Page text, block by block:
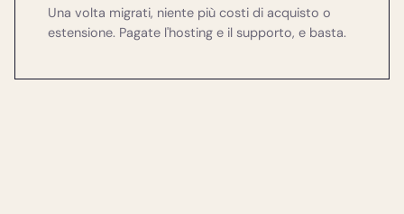
Una volta migrati, niente più costi di acquisto o
estensione. Pagate l'hosting e il supporto, e basta.